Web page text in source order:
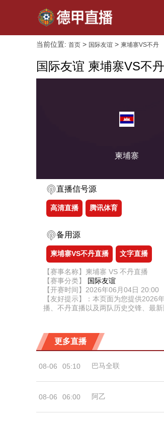
当前位置: 首页 > 国际友谊 > 柬埔寨VS不丹
国际友谊 柬埔寨VS不丹
柬埔寨
直播信号源
高清直播 腾讯体育
备用源
柬埔寨VS不丹直播 文字直播
【赛事名称】柬埔寨 VS 不丹直播
【赛事分类】 国际友谊
【开赛时间】2026年06月04日 20:00
【友好提示】：本页面为您提供
播、不丹直播以及两队历史交锋、最
更多直播
08-06 05:10 巴马全联
08-06 06:00 阿乙